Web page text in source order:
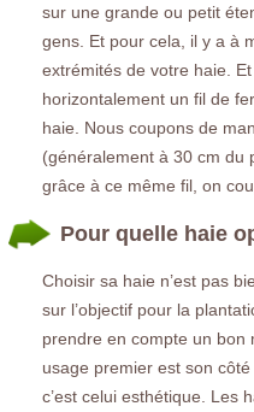
sur une grande ou petit
gens. Et pour cela, il y a à
extrémités de votre haie.
horizontalement un fil de
haie. Nous coupons de
(généralement à 30 cm du
grâce à ce même fil, on
Pour quelle haie
Choisir sa haie n’est pas
sur l’objectif pour la
prendre en compte un bon
usage premier est son
c’est celui esthétique. Les